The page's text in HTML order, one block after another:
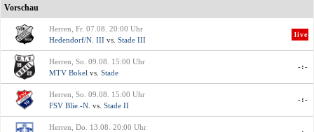
Vorschau
Herren, Fr. 07.08. 20:00 Uhr
Hedendorf/N. III vs. Stade III
live
Herren, So. 09.08. 15:00 Uhr
MTV Bokel vs. Stade
-:-
Herren, So. 09.08. 15:00 Uhr
FSV Blie.-N. vs. Stade II
-:-
Herren, Do. 13.08. 20:00 Uhr